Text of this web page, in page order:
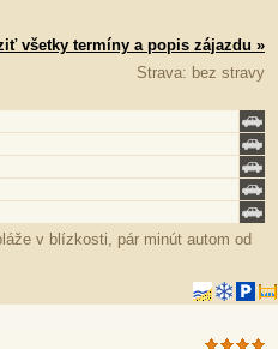
všetky termíny a popis zájazdu »
Strava: bez stravy
v blízkosti, pár minút autom od